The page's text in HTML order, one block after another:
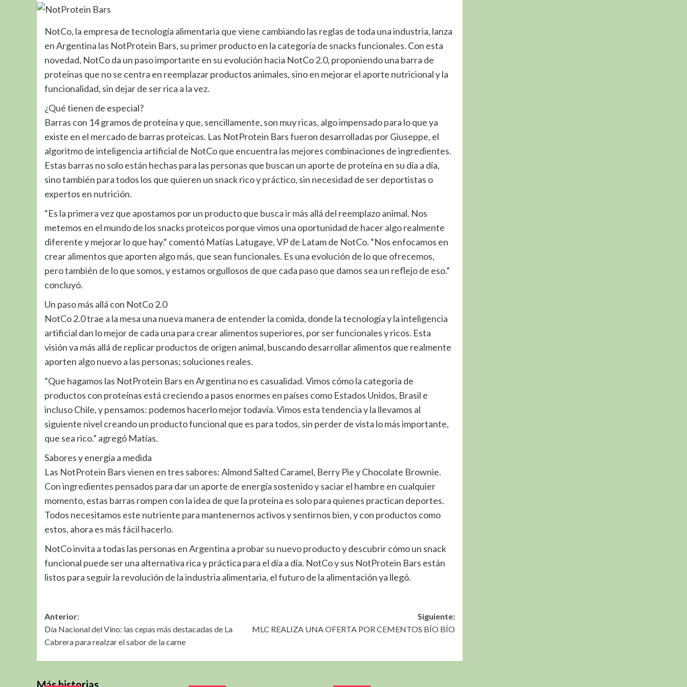
NotCo, la empresa de tecnología alimentaria que viene cambiando las reglas de toda una industria, lanza
en Argentina las NotProtein Bars, su primer producto en la categoría de snacks funcionales. Con esta
novedad, NotCo da un paso importante en su evolución hacia NotCo 2.0, proponiendo una barra de
proteínas que no se centra en reemplazar productos animales, sino en mejorar el aporte nutricional y la
funcionalidad, sin dejar de ser rica a la vez.
¿Qué tienen de especial?
Barras con 14 gramos de proteína y que, sencillamente, son muy ricas, algo impensado para lo que ya
existe en el mercado de barras proteicas. Las NotProtein Bars fueron desarrolladas por Giuseppe, el
algoritmo de inteligencia artificial de NotCo que encuentra las mejores combinaciones de ingredientes.
Estas barras no solo están hechas para las personas que buscan un aporte de proteína en su día a día,
sino también para todos los que quieren un snack rico y práctico, sin necesidad de ser deportistas o
expertos en nutrición.
“Es la primera vez que apostamos por un producto que busca ir más allá del reemplazo animal. Nos
metemos en el mundo de los snacks proteicos porque vimos una oportunidad de hacer algo realmente
diferente y mejorar lo que hay.“ comentó Matías Latugaye, VP de Latam de NotCo. “Nos enfocamos en
crear alimentos que aporten algo más, que sean funcionales. Es una evolución de lo que ofrecemos,
pero también de lo que somos, y estamos orgullosos de que cada paso que damos sea un reflejo de eso.”
concluyó.
Un paso más allá con NotCo 2.0
NotCo 2.0 trae a la mesa una nueva manera de entender la comida, donde la tecnología y la inteligencia
artificial dan lo mejor de cada una para crear alimentos superiores, por ser funcionales y ricos. Esta
visión va más allá de replicar productos de origen animal, buscando desarrollar alimentos que realmente
aporten algo nuevo a las personas; soluciones reales.
“Que hagamos las NotProtein Bars en Argentina no es casualidad. Vimos cómo la categoría de
productos con proteínas está creciendo a pasos enormes en países como Estados Unidos, Brasil e
incluso Chile, y pensamos: podemos hacerlo mejor todavía. Vimos esta tendencia y la llevamos al
siguiente nivel creando un producto funcional que es para todos, sin perder de vista lo más importante,
que sea rico.” agregó Matías.
Sabores y energía a medida
Las NotProtein Bars vienen en tres sabores: Almond Salted Caramel, Berry Pie y Chocolate Brownie.
Con ingredientes pensados para dar un aporte de energía sostenido y saciar el hambre en cualquier
momento, estas barras rompen con la idea de que la proteína es solo para quienes practican deportes.
Todos necesitamos este nutriente para mantenernos activos y sentirnos bien, y con productos como
estos, ahora es más fácil hacerlo.
NotCo invita a todas las personas en Argentina a probar su nuevo producto y descubrir cómo un snack
funcional puede ser una alternativa rica y práctica para el día a día. NotCo y sus NotProtein Bars están
listos para seguir la revolución de la industria alimentaria, el futuro de la alimentación ya llegó.
Navegación
de
entradas
Anterior:
Día Nacional del Vino: las cepas más destacadas de La
Cabrera para realzar el sabor de la carne
Siguiente:
MLC REALIZA UNA OFERTA POR CEMENTOS BÍO BÍO